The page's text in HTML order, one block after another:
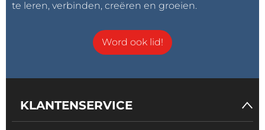
te leren, verbinden, creëren en groeien.
Word ook lid!
KLANTENSERVICE